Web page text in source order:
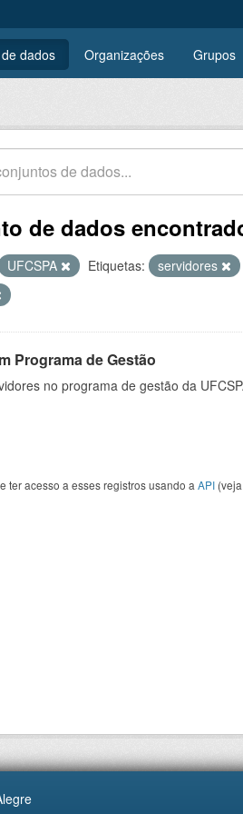
dados Organizações Grupos
de dados
UFCSPA Etiquetas: servidores
Programa de Gestão
no programa de gestão da
ter acesso a esses registros usando a API (veja